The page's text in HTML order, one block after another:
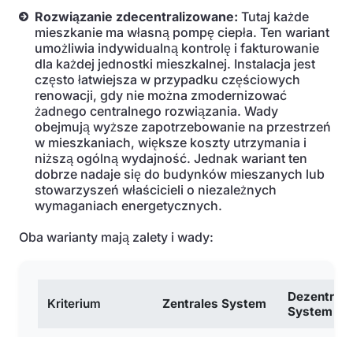
Rozwiązanie zdecentralizowane: Tutaj każde
mieszkanie ma własną pompę ciepła. Ten wariant
umożliwia indywidualną kontrolę i fakturowanie
dla każdej jednostki mieszkalnej. Instalacja jest
często łatwiejsza w przypadku częściowych
renowacji, gdy nie można zmodernizować
żadnego centralnego rozwiązania. Wady
obejmują wyższe zapotrzebowanie na przestrzeń
w mieszkaniach, większe koszty utrzymania i
niższą ogólną wydajność. Jednak wariant ten
dobrze nadaje się do budynków mieszanych lub
stowarzyszeń właścicieli o niezależnych
wymaganiach energetycznych.
Oba warianty mają zalety i wady:
Kriterium Zentrales System
System